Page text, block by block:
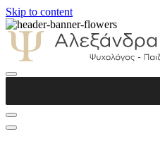
Skip to content
Παιδοψυχολόγος